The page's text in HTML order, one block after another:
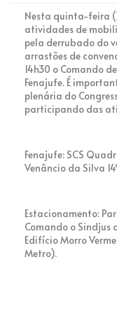
Nesta quinta-feira
atividades de
pela derrubado do
arrastões de
14h30 o Comando
Fenajufe. É
plenária do
participando das
Fenajufe: SCS
Venâncio da Silva
Estacionamento:
Comando o
Edifício Morro
Metro).